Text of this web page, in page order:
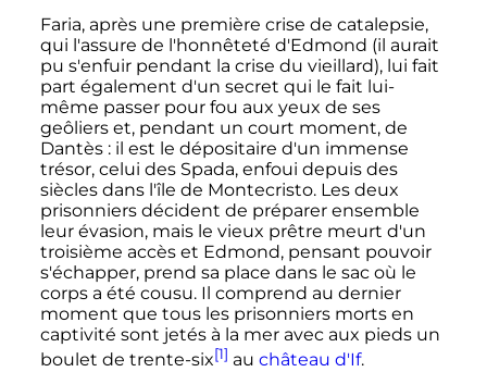
Faria, après une première crise de catalepsie,
qui l'assure de l'honnêteté d'Edmond (il aurait
pu s'enfuir pendant la crise du vieillard), lui fait
part également d'un secret qui le fait lui-
même passer pour fou aux yeux de ses
geôliers et, pendant un court moment, de
Dantès : il est le dépositaire d'un immense
trésor, celui des Spada, enfoui depuis des
siècles dans l'île de Montecristo. Les deux
prisonniers décident de préparer ensemble
leur évasion, mais le vieux prêtre meurt d'un
troisième accès et Edmond, pensant pouvoir
s'échapper, prend sa place dans le sac où le
corps a été cousu. Il comprend au dernier
moment que tous les prisonniers morts en
captivité sont jetés à la mer avec aux pieds un
boulet de trente-six[1] au château d'If.